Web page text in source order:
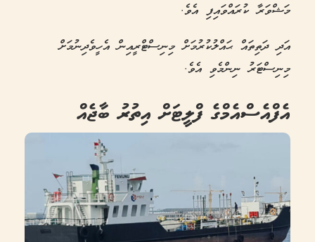
މަޝްވަރާ ކުރައްވައިފި އެވެ.
އަދި ދަތިތައް ޙައްލުކުރުމަށް މިނިސްޓްރީއިން އެހީވެދިނުމަށް
މިނިސްޓަރު ނިންމެވި އެވެ.
އެފްއެސްއެމްގެ ފްލީޓަށް އިތުރު ބާޖެއް